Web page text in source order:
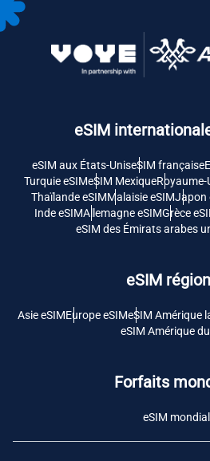
eSIM
eSIM aux États-UniseSIM française
Turquie eSIMeSIM MexiqueRoyaume-
Thaïlande eSIMMalaisie eSIMJapon
Inde eSIMAllemagne eSIMGrèce
eSIM des Émirats arabes
eSIM
Asie eSIMEurope eSIMeSIM Amérique
eSIM Amérique
Forfaits
eSIM